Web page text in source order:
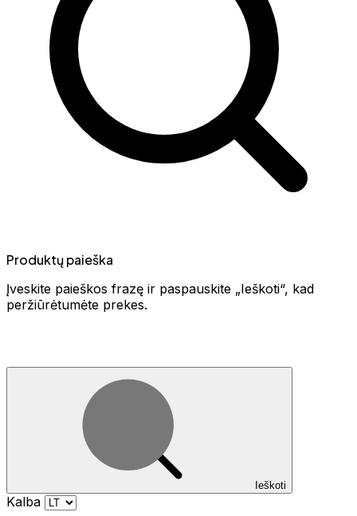
Produktų paieška
Įveskite paieškos frazę ir paspauskite „Ieškoti“, kad
peržiūrėtumėte prekes.
Ieškoti
Kalba